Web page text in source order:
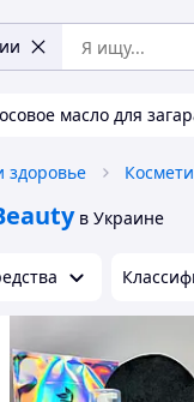
масло для
здоровье
в Украине